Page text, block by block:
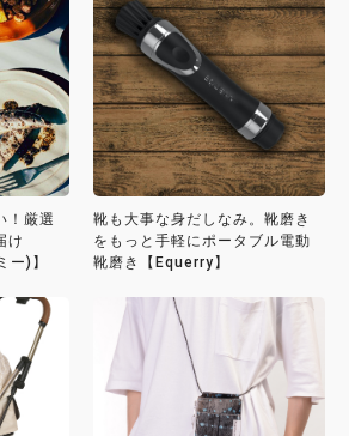
！厳選
け
ー)】
靴も大事な身だしなみ。靴磨き
をもっと手軽にポータブル電動
靴磨き【Equerry】